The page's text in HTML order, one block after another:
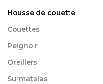
Housse de couette
Couettes
Peignoir
Oreillers
Surmatelas